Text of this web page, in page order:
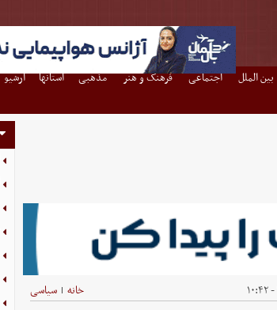
بین الملل اجتماعی فرهنگ و هنر مذهبی استانها آرشیو
خانه | سیاسی